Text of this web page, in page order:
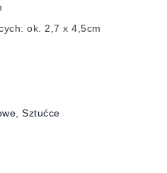
ok. 2,7 x 4,5cm
Sztućce